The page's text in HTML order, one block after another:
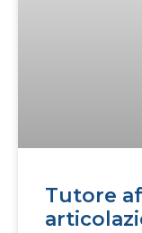
Tutore